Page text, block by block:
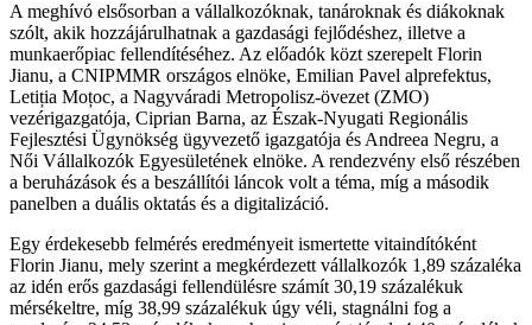
A meghívó elsősorban a vállalkozóknak, tanároknak és diákoknak
szólt, akik hozzájárulhatnak a gazdasági fejlődéshez, illetve a
munkaerőpiac fellendítéséhez. Az előadók közt szerepelt Florin
Jianu, a CNIPMMR országos elnöke, Emilian Pavel alprefektus,
Letiția Moțoc, a Nagyváradi Metropolisz-övezet (ZMO)
vezérigazgatója, Ciprian Barna, az Észak-Nyugati Regionális
Fejlesztési Ügynökség ügyvezető igazgatója és Andreea Negru, a
Női Vállalkozók Egyesületének elnöke. A rendezvény első részében
a beruházások és a beszállítói láncok volt a téma, míg a második
panelben a duális oktatás és a digitalizáció.
Egy érdekesebb felmérés eredményeit ismertette vitaindítóként
Florin Jianu, mely szerint a megkérdezett vállalkozók 1,89 százaléka
az idén erős gazdasági fellendülésre számít 30,19 százalékuk
mérsékeltre, míg 38,99 százalékuk úgy véli, stagnálni fog a